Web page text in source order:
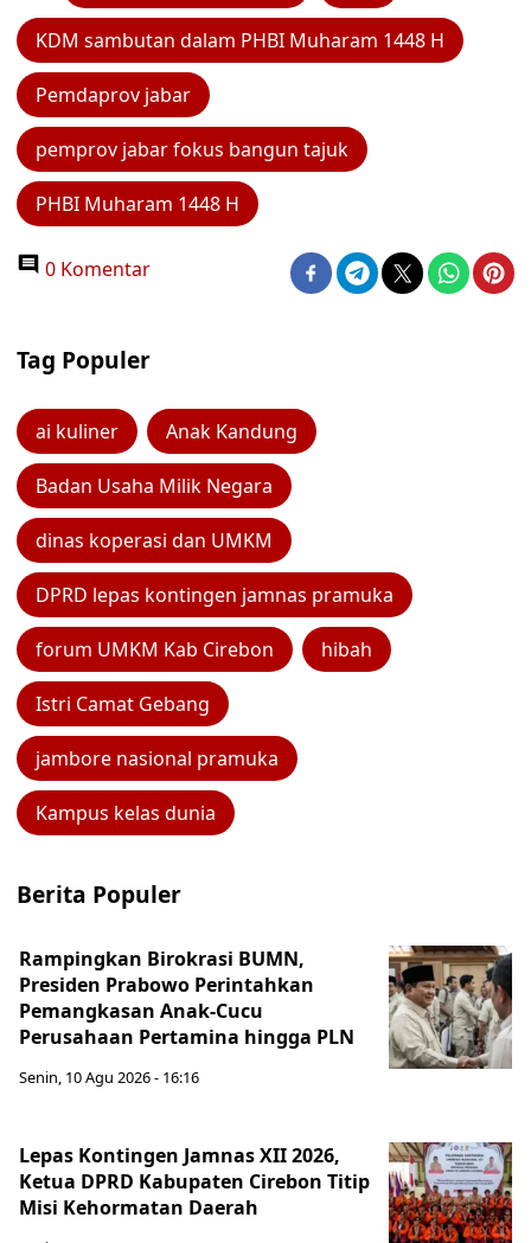
KDM sambutan dalam PHBI Muharam 1448 H
Pemdaprov jabar
pemprov jabar fokus bangun tajuk
PHBI Muharam 1448 H
0 Komentar
Tag Populer
ai kuliner Anak Kandung
Badan Usaha Milik Negara
dinas koperasi dan UMKM
DPRD lepas kontingen jamnas pramuka
forum UMKM Kab Cirebon hibah
Istri Camat Gebang
jambore nasional pramuka
Kampus kelas dunia
Berita Populer
Rampingkan Birokrasi BUMN,
Presiden Prabowo Perintahkan
Pemangkasan Anak-Cucu
Perusahaan Pertamina hingga PLN
Senin, 10 Agu 2026 - 16:16
Lepas Kontingen Jamnas XII 2026,
Ketua DPRD Kabupaten Cirebon Titip
Misi Kehormatan Daerah